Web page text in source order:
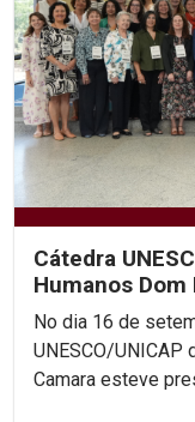
Cátedra
Humanos
Encontro
No dia 16 de
UNESCO/
Camara esteve